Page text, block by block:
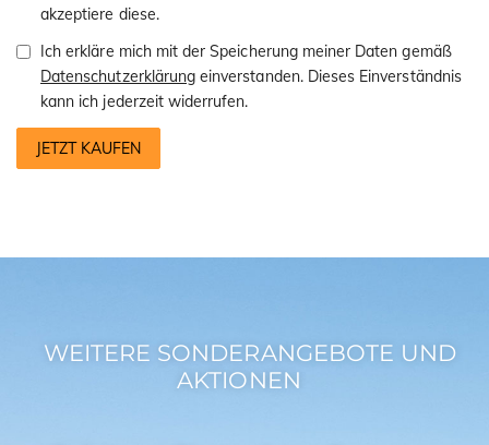
akzeptiere diese.
Ich erkläre mich mit der Speicherung meiner Daten gemäß
Datenschutzerklärung einverstanden. Dieses Einverständnis
kann ich jederzeit widerrufen.
JETZT KAUFEN
WEITERE SONDERANGEBOTE UND
AKTIONEN